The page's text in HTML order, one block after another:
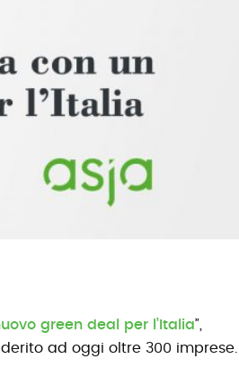
green deal per l’Italia”,
ad oggi oltre 300 imprese.